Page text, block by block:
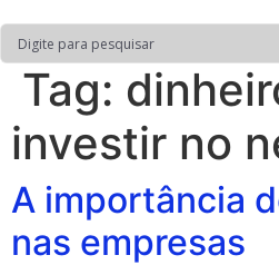
Tag:
investir no
A importância
nas empresas